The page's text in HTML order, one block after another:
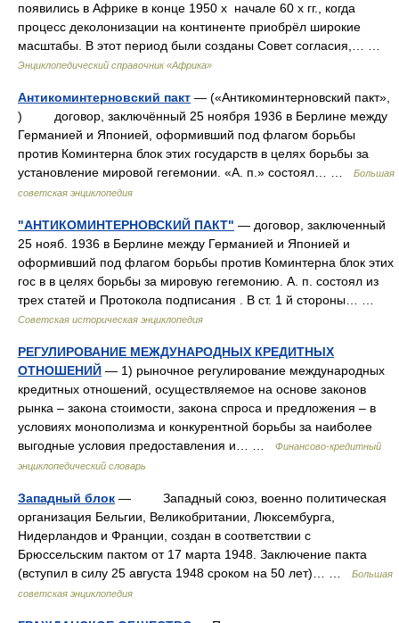
появились в Африке в конце 1950 х начале 60 х гг., когда
процесс деколонизации на континенте приобрёл широкие
масштабы. В этот период были созданы Совет согласия,… …
Энциклопедический справочник «Африка»
Антикоминтерновский пакт — («Антикоминтерновский пакт»,
) договор, заключённый 25 ноября 1936 в Берлине между
Германией и Японией, оформивший под флагом борьбы
против Коминтерна блок этих государств в целях борьбы за
установление мировой гегемонии. «А. п.» состоял… …
Большая
советская энциклопедия
"АНТИКОМИНТЕРНОВСКИЙ ПАКТ" — договор, заключенный
25 нояб. 1936 в Берлине между Германией и Японией и
оформивший под флагом борьбы против Коминтерна блок этих
гос в в целях борьбы за мировую гегемонию. А. п. состоял из
трех статей и Протокола подписания . В ст. 1 й стороны… …
Советская историческая энциклопедия
РЕГУЛИРОВАНИЕ МЕЖДУНАРОДНЫХ КРЕДИТНЫХ
ОТНОШЕНИЙ — 1) рыночное регулирование международных
кредитных отношений, осуществляемое на основе законов
рынка – закона стоимости, закона спроса и предложения – в
условиях монополизма и конкурентной борьбы за наиболее
выгодные условия предоставления и… …
Финансово-кредитный
энциклопедический словарь
Западный блок — Западный союз, военно политическая
организация Бельгии, Великобритании, Люксембурга,
Нидерландов и Франции, создан в соответствии с
Брюссельским пактом от 17 марта 1948. Заключение пакта
(вступил в силу 25 августа 1948 сроком на 50 лет)… …
Большая
советская энциклопедия